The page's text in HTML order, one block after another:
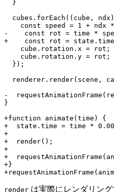
  }
cubes.forEach((cube,
const speed = 1 + ndx
-    const rot = time *
+    const rot = state.time
    cube.rotation.x = rot;
    cube.rotation.y = rot;
  });
renderer.render(scene,
-
}
+function animate(time) {
+  state.time = time *
+
+  render();
+
+
+}
render は実際にレンダリン